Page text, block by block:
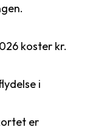
koster kr.
i
er